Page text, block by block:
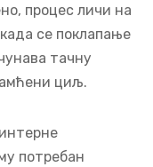
процес личи на
се поклапање
тачну
циљ.
потребан